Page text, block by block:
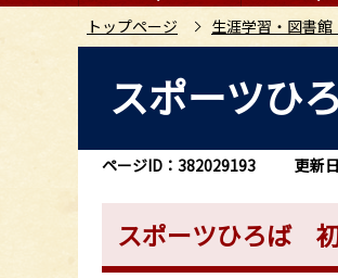
トップページ 生涯学習・図書館
こ
スポーツひ
ページID：382029193 更新
スポーツひろば